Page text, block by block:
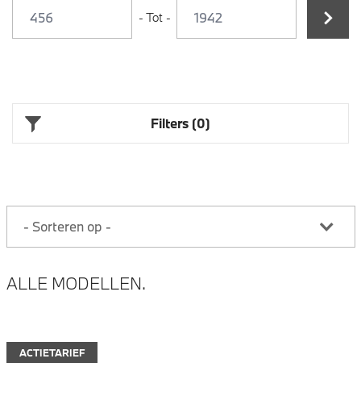
- Tot -
Filters (0)
ALLE MODELLEN.
ACTIETARIEF